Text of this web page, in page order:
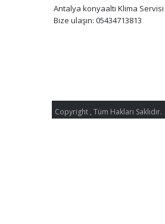
Antalya konyaaltı Klima
Bize ulaşın: 05434713813
Copyright , Tüm Hakları Saklıdır.